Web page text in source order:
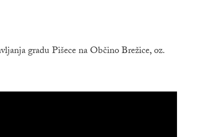
gradu Pišece na Občino Brežice, oz.